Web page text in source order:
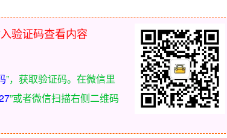
验证码查看内容
”，获取验证码。在微信里
”或者微信扫描右侧二维码